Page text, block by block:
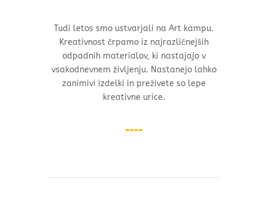
Tudi letos smo ustvarjali na Art kampu.
Kreativnost črpamo iz najrazličnejših
odpadnih materialov, ki nastajajo v
vsakodnevnem življenju. Nastanejo lahko
zanimivi izdelki in preživete so lepe
kreativne urice.